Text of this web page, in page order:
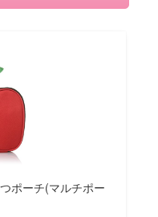
ポーチ(マルチポー